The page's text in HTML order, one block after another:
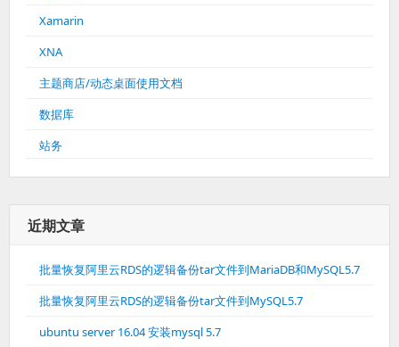
Xamarin
XNA
主题商店/动态桌面使用文档
数据库
站务
近期文章
批量恢复阿里云RDS的逻辑备份tar文件到MariaDB和MySQL5.7
批量恢复阿里云RDS的逻辑备份tar文件到MySQL5.7
ubuntu server 16.04 安装mysql 5.7